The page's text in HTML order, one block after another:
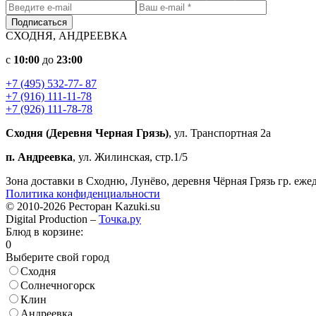
Подписаться
СХОДНЯ, АНДРЕЕВКА
c 10:00 до 23:00
+7 (495) 532-77- 87
+7 (916) 111-11-78
+7 (926) 111-78-78
Сходня (Деревня Черная Грязь), ул. Транспортная 2а
п. Андреевка, ул. Жилинская, стр.1/5
Зона доставки в Сходню, Лунёво, деревня Чёрная Грязь гр.
Политика конфиденциальности
© 2010-2026 Ресторан Kazuki.su
Digital Production – Точка.ру
Блюд в корзине:
0
Выберите свой город
Сходня
Солнечногорск
Клин
Андреевка